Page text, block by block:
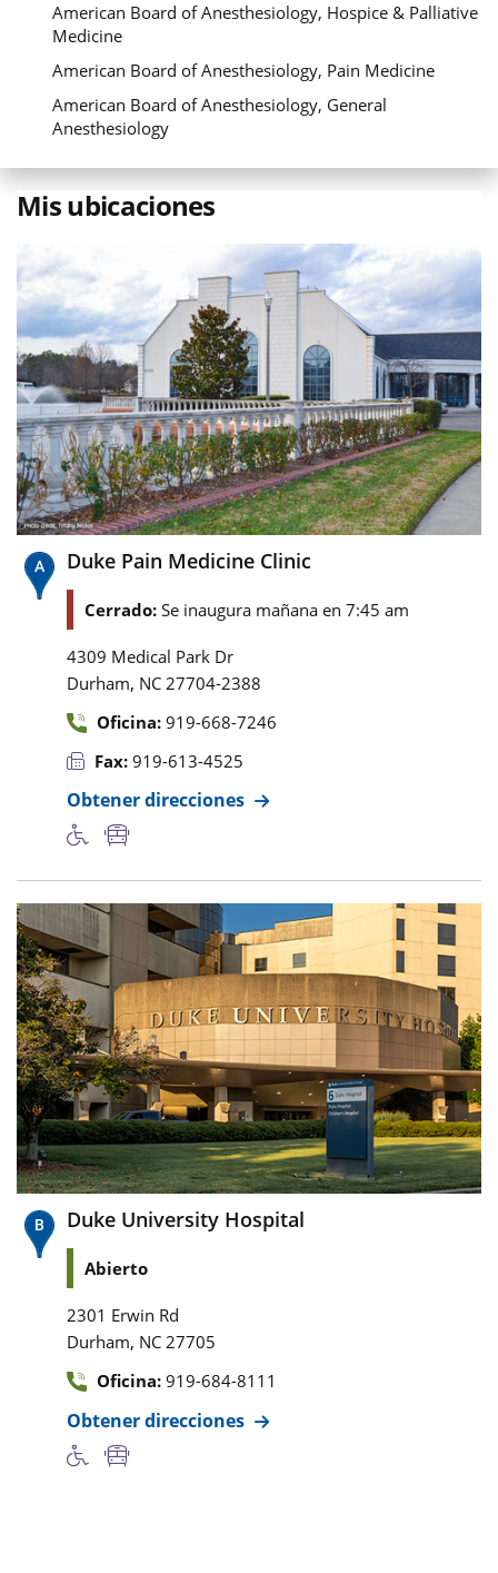
American Board of Anesthesiology, Hospice & Palliative
Medicine
American Board of Anesthesiology, Pain Medicine
American Board of Anesthesiology, General
Anesthesiology
Mis ubicaciones
Duke Pain Medicine Clinic
Cerrado: Se inaugura mañana en 7:45 am
4309 Medical Park Dr
Durham, NC 27704-2388
Oficina: 919-668-7246
Fax: 919-613-4525
Obtener direcciones
Duke University Hospital
Abierto
2301 Erwin Rd
Durham, NC 27705
Oficina: 919-684-8111
Obtener direcciones